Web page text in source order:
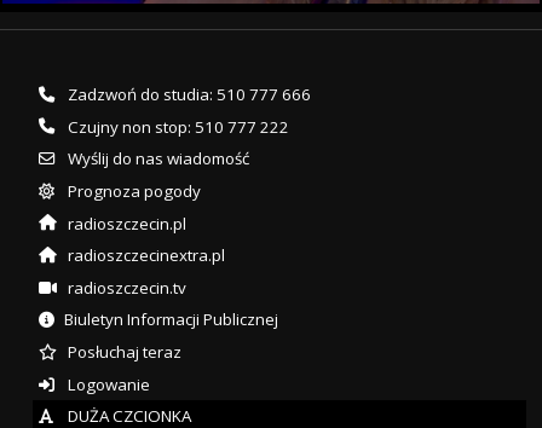
Zadzwoń do studia: 510 777 666
Czujny non stop: 510 777 222
Wyślij do nas wiadomość
Prognoza pogody
radioszczecin.pl
radioszczecinextra.pl
radioszczecin.tv
Biuletyn Informacji Publicznej
Posłuchaj teraz
Logowanie
DUŻA CZCIONKA